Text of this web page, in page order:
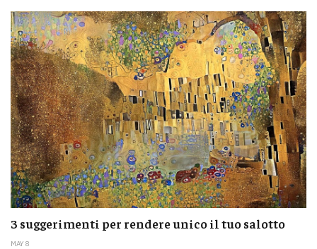
3 suggerimenti per rendere unico il tuo salotto
MAY 8